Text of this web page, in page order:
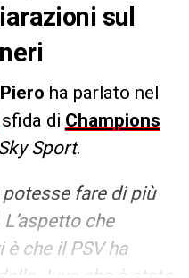
sul
ha parlato nel
di Champions
Sport.
potesse fare di più
che
che il PSV ha